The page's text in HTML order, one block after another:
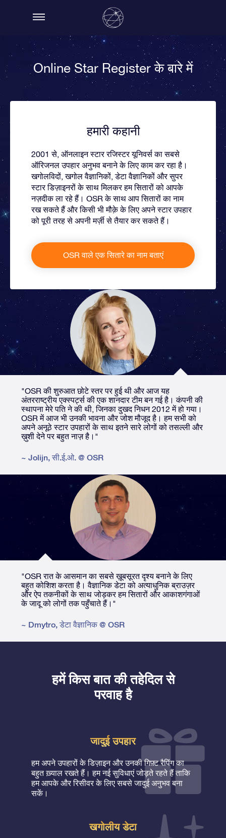
Online Star Register के बारे में
हमारी कहानी
2001 से, ऑनलाइन स्टार रजिस्टर यूनिवर्स का सबसे
ऑरिजनल उपहार अनुभव बनाने के लिए काम कर रहा है।
खगोलविदों, खगोल वैज्ञानिकों, डेटा वैज्ञानिकों और सुपर
स्टार डिज़ाइनरों के साथ मिलकर हम सितारों को आपके
नज़दीक ला रहे हैं। OSR के साथ आप सितारों का नाम
रख सकते हैं और किसी भी मौक़े के लिए अपने स्टार उपहार
को पूरी तरह से अपनी मर्ज़ी से तैयार कर सकते हैं।
OSR वाले एक सितारे का नाम बताएं
"OSR की शुरुआत छोटे स्तर पर हुई थी और आज यह
अंतरराष्ट्रीय एक्स्पर्ट्स की एक शानदार टीम बन गई है। कंपनी की
स्थापना मेरे पति ने की थी, जिनका दुखद निधन 2012 में हो गया।
OSR में आज भी उनकी भावना और जोश मौजूद है। हम सभी को
अपने अनूठे स्टार उपहारों के साथ इतने सारे लोगों को तसल्ली और
ख़ुशी देने पर बहुत नाज़ है।"
~ Jolijn, सी.ई.ओ. @ OSR
"OSR रात के आसमान का सबसे ख़ूबसूरत दृश्य बनाने के लिए
बहुत कोशिश करता है। वैज्ञानिक डेटा को अत्याधुनिक ब्राउज़र
और ऐप तकनीकों के साथ जोड़कर हम सितारों और आकाशगंगाओं
के जादू को लोगों तक पहुँचाते हैं।"
~ Dmytro, डेटा वैज्ञानिक @ OSR
हमें किस बात की तहेदिल से
परवाह है
जादुई उपहार
हम अपने उपहारों के डिज़ाइन और उनकी गिफ़्ट रैपिंग का
बहुत ख़्याल रखते हैं। हम नई सुविधाएं जोड़ते रहते हैं ताकि
हम आपके और रिसीवर के लिए सबसे जादुई अनुभव बना
सकें।
खगोलीय डेटा